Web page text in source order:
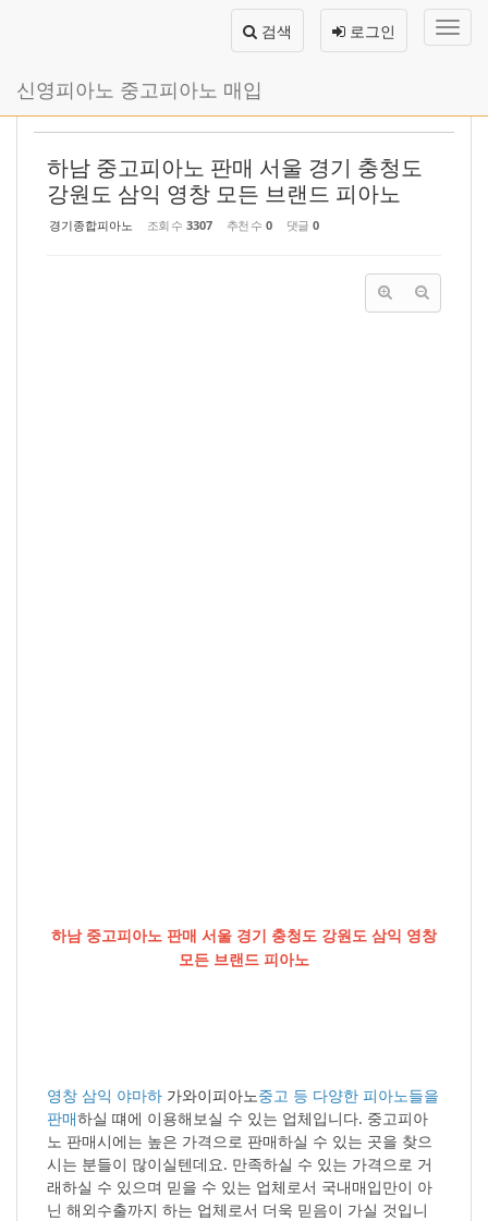
바
기
로그인
검색
신영피아노 중고피아노 매입
하남 중고피아노 판매 서울 경기 충청도
강원도 삼익 영창 모든 브랜드 피아노
경기종합피아노 조회 수 3307 추천 수 0 댓글 0
하남 중고피아노 판매 서울 경기 충청도 강원도 삼익 영창
모든 브랜드 피아노
영창 삼익 야마하 가와이피아노중고 등 다양한 피아노들을
판매하실 떄에 이용해보실 수 있는 업체입니다. 중고피아
노 판매시에는 높은 가격으로 판매하실 수 있는 곳을 찾으
시는 분들이 많이실텐데요. 만족하실 수 있는 가격으로 거
래하실 수 있으며 믿을 수 있는 업체로서 국내매입만이 아
닌 해외수출까지 하는 업체로서 더욱 믿음이 가실 것입니